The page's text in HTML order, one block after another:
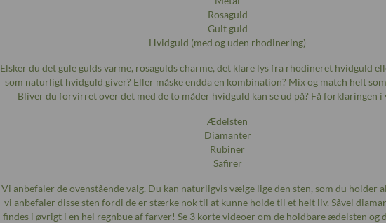
Rosaguld
Gult guld
Hvidguld (med og uden rhodinering)
Elsker du det gule gulds varme, rosagulds charme, det klare lys fra rhodineret hvidguld
som naturligt hvidguld giver? Eller måske endda en kombination? Mix og match helt
Bliver du forvirret over det med de to måder hvidguld kan se ud på? Få forklaringen i
Ædelsten
Diamanter
Rubiner
Safirer
Vi anbefaler de ovenstående valg. Du kan naturligvis vælge lige den sten, som du holder
vi anbefaler disse sten fordi de er stærke nok til at kunne holde til et helt liv. Såvel
findes i øvrigt i en hel regnbue af farver! Se 3 korte videoer om de holdbare ædelsten og